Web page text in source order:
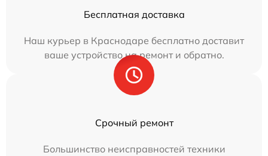
Бесплатная доставка
Наш курьер в Краснодаре бесплатно доставит
ваше устройство на ремонт и обратно.
Срочный ремонт
Большинство неисправностей техники